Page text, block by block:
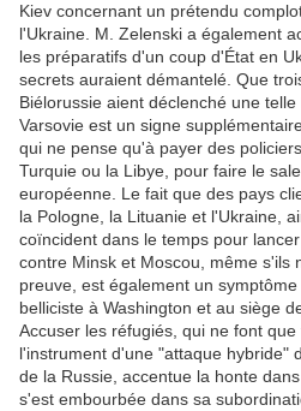
Kiev concernant un prétendu
l'Ukraine. M. Zelenski a également
les préparatifs d'un coup d'État en
secrets auraient démantelé. Que
Biélorussie aient déclenché une
Varsovie est un signe
qui ne pense qu'à payer des
Turquie ou la Libye, pour faire le
européenne. Le fait que des pays
la Pologne, la Lituanie et l'Ukraine,
coïncident dans le temps pour
contre Minsk et Moscou, même s'ils
preuve, est également un
belliciste à Washington et au siège
Accuser les réfugiés, qui ne font
l'instrument d'une "attaque hybride"
de la Russie, accentue la honte
s'est embourbée dans sa